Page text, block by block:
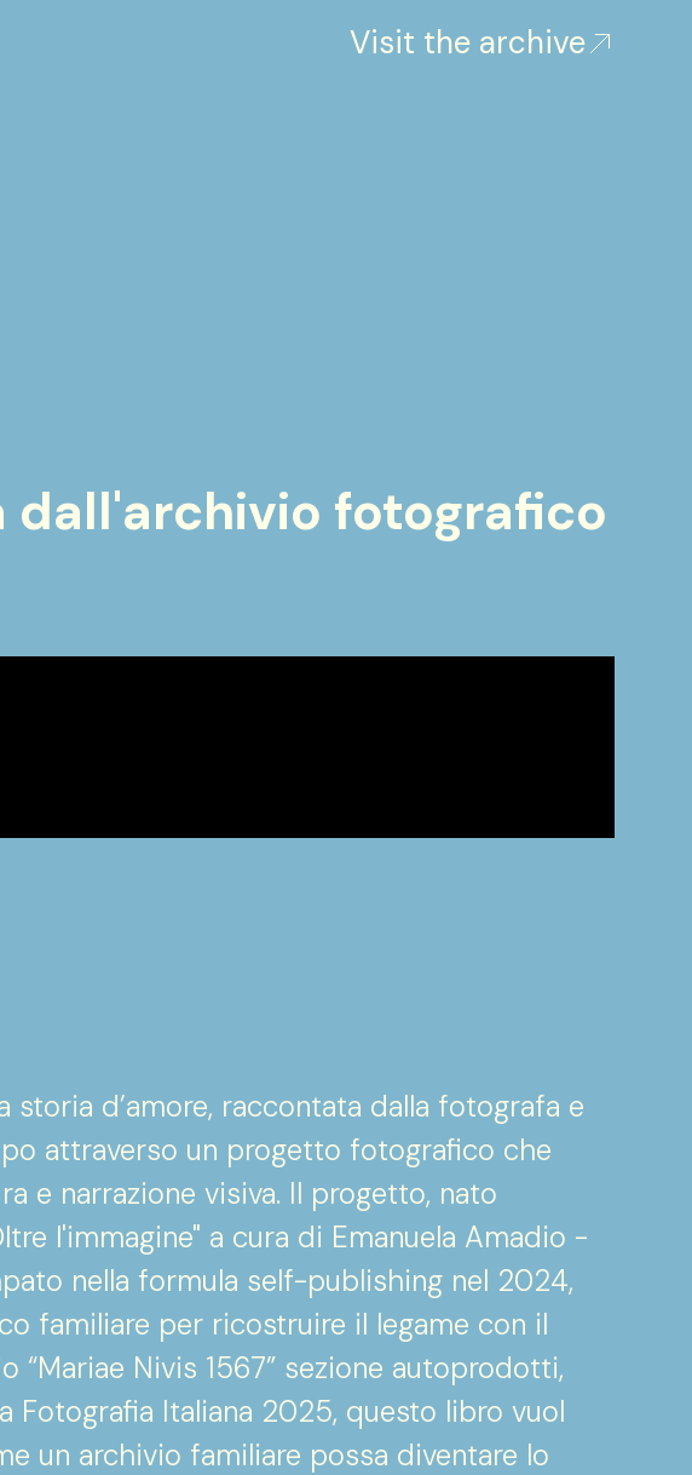
Visit the archive
dall'archivio fotografico
storia d’amore, raccontata dalla fotografa e
attraverso un progetto fotografico che
e narrazione visiva. Il progetto, nato
l'immagine" a cura di Emanuela Amadio -
nella formula self-publishing nel 2024,
familiare per ricostruire il legame con il
“Mariae Nivis 1567” sezione autoprodotti,
Fotografia Italiana 2025, questo libro vuol
un archivio familiare possa diventare lo